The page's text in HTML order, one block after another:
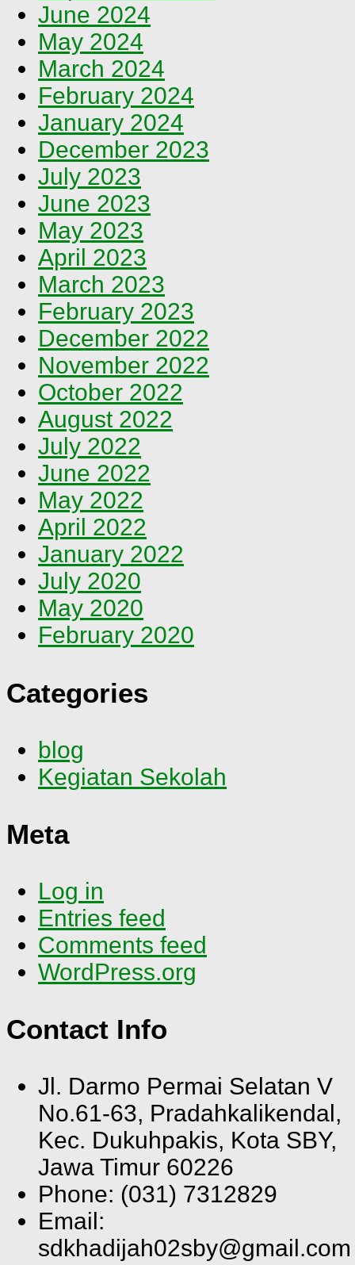
June 2024
May 2024
March 2024
February 2024
January 2024
December 2023
July 2023
June 2023
May 2023
April 2023
March 2023
February 2023
December 2022
November 2022
October 2022
August 2022
July 2022
June 2022
May 2022
April 2022
January 2022
July 2020
May 2020
February 2020
Categories
blog
Kegiatan Sekolah
Meta
Log in
Entries feed
Comments feed
WordPress.org
Contact Info
Jl. Darmo Permai Selatan V
No.61-63, Pradahkalikendal,
Kec. Dukuhpakis, Kota SBY,
Jawa Timur 60226
Phone: (031) 7312829
Email:
sdkhadijah02sby@gmail.com